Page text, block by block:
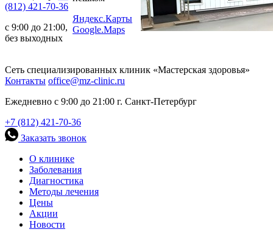
(812) 421-70-36
с 9:00 до 21:00,
без выходных
Яндекс.Карты
Google.Maps
Сеть специализированных клиник «Мастерская здоровья»
Контакты office@mz-clinic.ru
Ежедневно с 9:00 до 21:00 г. Санкт-Петербург
+7 (812) 421-70-36
Заказать звонок
О клинике
Заболевания
Диагностика
Методы лечения
Цены
Акции
Новости